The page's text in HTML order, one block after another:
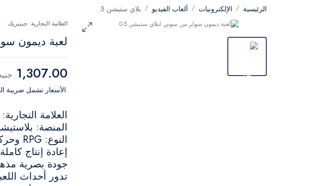
الرئيسية الإلكترونيات ألعاب الفيديو بلاي ستيشن 5
العلامة التجارية: جينيريك
لعبة ديمون
1,307.00
.الأسعار تشمل ضريبة
العلامة
المنصة: بلاستيشن
النوع: RPG وحركة.
إعادة إنتاج
جودة بصرية
تدور أحداث